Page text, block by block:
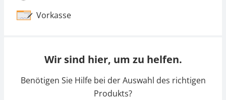
Vorkasse
Wir sind hier, um zu helfen.
Benötigen Sie Hilfe bei der Auswahl des richtigen
Produkts?